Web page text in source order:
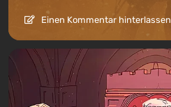
Einen Kommentar hinterlassen